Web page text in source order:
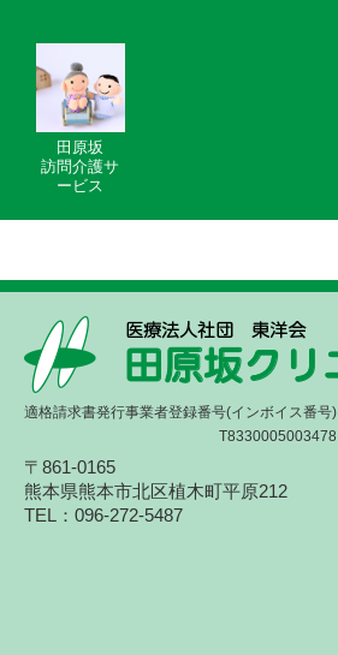
田原坂
訪問介護サ
ービス
適格請求書発行事業者登録番号(インボイス番号)
T8330005003478
〒861-0165
熊本県熊本市北区植木町平原212
TEL：096-272-5487